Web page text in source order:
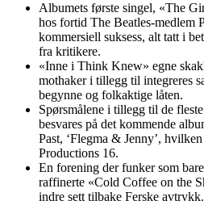
Albumets første singel, «The
hos fortid The Beatles-medlem
kommersiell suksess, alt tatt i
fra kritikere.
«Inne i Think Knew» egne
mothaker i tillegg til integreres
begynne og folkaktige låten.
Spørsmålene i tillegg til de
besvares på det kommende
Past, ‘Flegma & Jenny’,
Productions 16.
En forening der funker som
raffinerte «Cold Coffee on the
indre sett tilbake Ferske avtrykk.